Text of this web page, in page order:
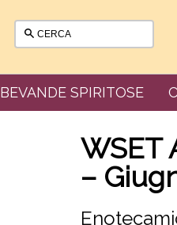
BEVANDE SPIRITOSE
WSET
–